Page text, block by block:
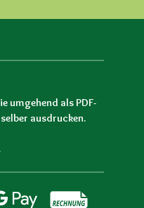
umgehend als PDF-
ausdrucken.